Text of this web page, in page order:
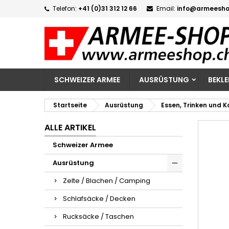
Telefon: +41 (0)31 312 12 66 Email:
SCHWEIZER ARMEE AUSRÜSTUNG
Startseite Ausrüstung Essen, Trinken und
ALLE ARTIKEL
Schweizer Armee
Ausrüstung
Zelte / Blachen / Camping
Schlafsäcke / Decken
Rucksäcke / Taschen
add_circle_outline